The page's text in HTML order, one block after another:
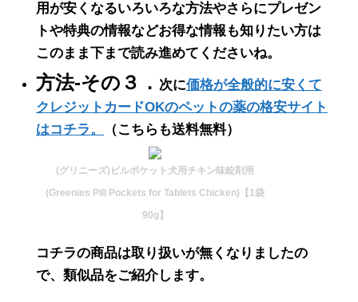
用が安くなるいろいろな方法やさらにプレゼン
トや特典の情報などお得な情報も知りたい方は
このまま下まで読み進めてくださいね。
方法-その３． 次に価格が全般的に安くて
クレジットカードOKのペットの薬の格安サイト
はコチラ。
（こちらも送料無料）
(グリニーズ)ピルポケット犬用チキン味錠剤用
(Greenies Pill Pockets for Tablets Chicken)【1袋
90g】
コチラの商品は取り扱いが無くなりましたの
で、類似品をご紹介します。